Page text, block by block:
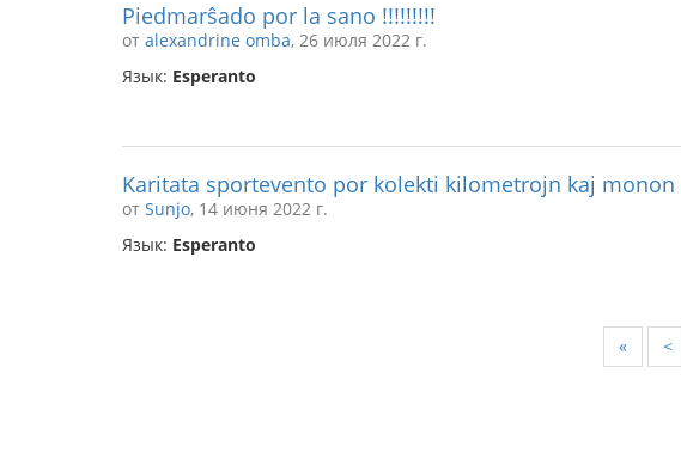
Piedmarŝado por la sano !!!!!!!!!
от alexandrine omba, 26 июля 2022 г.
Язык: Esperanto
Karitata sportevento por kolekti kilometrojn kaj monon
от Sunjo, 14 июня 2022 г.
Язык: Esperanto
« <